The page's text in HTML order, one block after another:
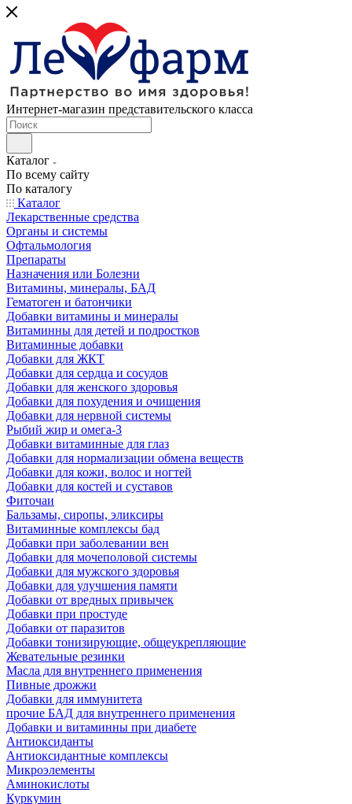
Интернет-магазин представительского класса
Каталог
По всему сайту
По каталогу
Каталог
Лекарственные средства
Органы и системы
Офтальмология
Препараты
Назначения или Болезни
Витамины, минералы, БАД
Гематоген и батончики
Добавки витамины и минералы
Витаминны для детей и подростков
Витаминные добавки
Добавки для ЖКТ
Добавки для сердца и сосудов
Добавки для женского здоровья
Добавки для похудения и очищения
Добавки для нервной системы
Рыбий жир и омега-3
Добавки витаминные для глаз
Добавки для нормализации обмена веществ
Добавки для кожи, волос и ногтей
Добавки для костей и суставов
Фиточаи
Бальзамы, сиропы, эликсиры
Витаминные комплексы бад
Добавки при заболевании вен
Добавки для мочеполовой системы
Добавки для мужского здоровья
Добавки для улучшения памяти
Добавки от вредных привычек
Добавки при простуде
Добавки от паразитов
Добавки тонизирующие, общеукрепляющие
Жевательные резинки
Масла для внутреннего применения
Пивные дрожжи
Добавки для иммунитета
прочие БАД для внутреннего применения
Добавки и витаминны при диабете
Антиоксиданты
Антиоксидантные комплексы
Микроэлементы
Аминокислоты
Куркумин